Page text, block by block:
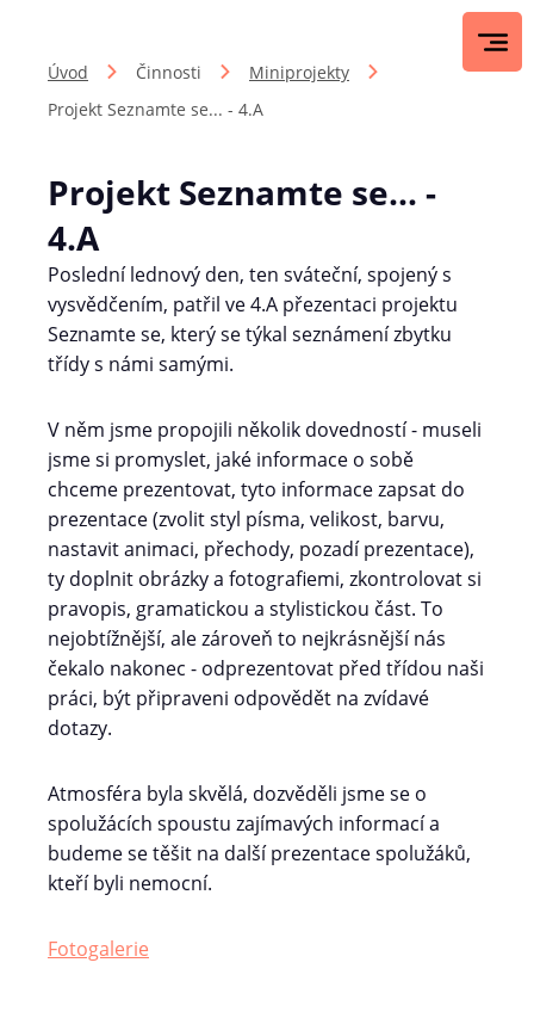
Úvod Činnosti
Miniprojekty
Projekt Seznamte se... - 4.A
Projekt Seznamte se... -
4.A
Poslední lednový den, ten sváteční, spojený s
vysvědčením, patřil ve 4.A přezentaci projektu
Seznamte se, který se týkal seznámení zbytku
třídy s námi samými.
V něm jsme propojili několik dovedností - museli
jsme si promyslet, jaké informace o sobě
chceme prezentovat, tyto informace zapsat do
prezentace (zvolit styl písma, velikost, barvu,
nastavit animaci, přechody, pozadí prezentace),
ty doplnit obrázky a fotografiemi, zkontrolovat si
pravopis, gramatickou a stylistickou část. To
nejobtížnější, ale zároveň to nejkrásnější nás
čekalo nakonec - odprezentovat před třídou naši
práci, být připraveni odpovědět na zvídavé
dotazy.
Atmosféra byla skvělá, dozvěděli jsme se o
spolužácích spoustu zajímavých informací a
budeme se těšit na další prezentace spolužáků,
kteří byli nemocní.
Fotogalerie